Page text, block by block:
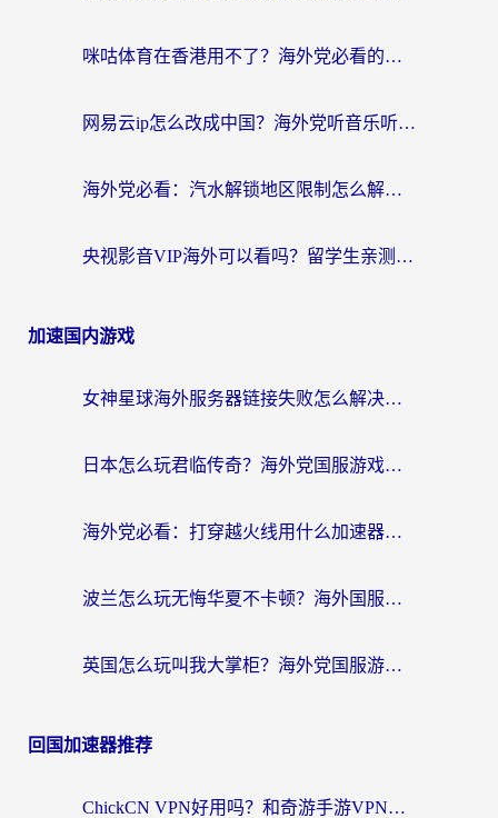
咪咕体育在香港用不了？海外党必看的回国加速器选择指南（附3个真实场景解决方案）
网易云ip怎么改成中国？海外党听音乐听书的无痛解决方案
海外党必看：汽水解锁地区限制怎么解除？3招解决国内影音&生活服务难题
央视影音VIP海外可以看吗？留学生亲测有效的回国加速器选择指南
加速国内游戏
女神星球海外服务器链接失败怎么解决？海外党国服游戏加速避坑指南
日本怎么玩君临传奇？海外党国服游戏加速避坑指南（附菲律宾欧洲玩家实测）
海外党必看：打穿越火线用什么加速器？解决延迟卡顿，还能玩奇妙拼图世界和第五人格
波兰怎么玩无悔华夏不卡顿？海外国服游戏加速器终极指南（附征途2萤火突击解决方案）
英国怎么玩叫我大掌柜？海外党国服游戏加速避坑指南（附实测推荐）
回国加速器推荐
ChickCN VPN好用吗？和奇游手游VPN对比哪个回国效果更好？海外党亲测实用指南